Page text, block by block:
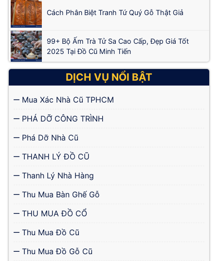
Cách Phân Biệt Tranh Tứ Quý Gỗ Thật Giả
99+ Bộ Ấm Trà Tử Sa Cao Cấp, Đẹp Giá Tốt
2025 Tại Đồ Cũ Minh Tiến
DỊCH VỤ NỔI BẬT
Mua Xác Nhà Cũ TPHCM
PHÁ DỠ CÔNG TRÌNH
Phá Dỡ Nhà Cũ
THANH LÝ ĐỒ CŨ
Thanh Lý Nhà Hàng
Thu Mua Bàn Ghế Gỗ
THU MUA ĐỒ CỔ
Thu Mua Đồ Cũ
Thu Mua Đồ Gỗ Cũ